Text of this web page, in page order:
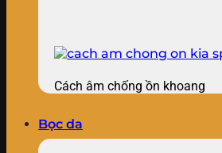
Cách âm chống ồn khoang
Bọc da